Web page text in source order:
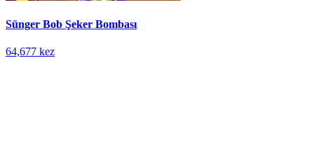
Sünger Bob Şeker Bombası
64,677 kez